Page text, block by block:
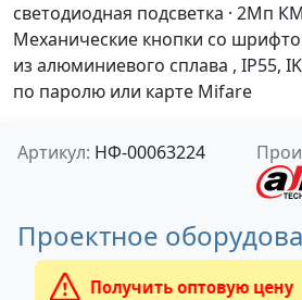
светодиодная подсветка · 2Mп
Механические кнопки со
из алюминиевого сплава , IP55,
по паролю или карте Mifare
Артикул: НФ-00063224
Проектное
Получить